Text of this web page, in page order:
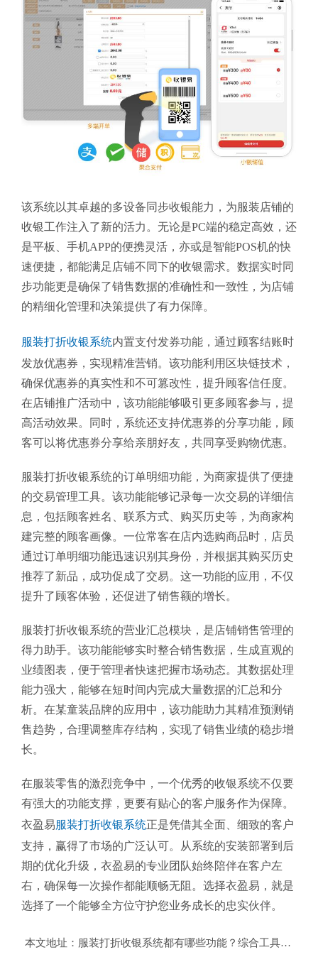
该系统以其卓越的多设备同步收银能力，为服装店铺的
收银工作注入了新的活力。无论是PC端的稳定高效，还
是平板、手机APP的便携灵活，亦或是智能POS机的快
速便捷，都能满足店铺不同下的收银需求。数据实时同
步功能更是确保了销售数据的准确性和一致性，为店铺
的精细化管理和决策提供了有力保障。
服装打折收银系统内置支付发券功能，通过顾客结账时
发放优惠券，实现精准营销。该功能利用区块链技术，
确保优惠券的真实性和不可篡改性，提升顾客信任度。
在店铺推广活动中，该功能能够吸引更多顾客参与，提
高活动效果。同时，系统还支持优惠券的分享功能，顾
客可以将优惠券分享给亲朋好友，共同享受购物优惠。
服装打折收银系统的订单明细功能，为商家提供了便捷
的交易管理工具。该功能能够记录每一次交易的详细信
息，包括顾客姓名、联系方式、购买历史等，为商家构
建完整的顾客画像。一位常客在店内选购商品时，店员
通过订单明细功能迅速识别其身份，并根据其购买历史
推荐了新品，成功促成了交易。这一功能的应用，不仅
提升了顾客体验，还促进了销售额的增长。
服装打折收银系统的营业汇总模块，是店铺销售管理的
得力助手。该功能能够实时整合销售数据，生成直观的
业绩图表，便于管理者快速把握市场动态。其数据处理
能力强大，能够在短时间内完成大量数据的汇总和分
析。在某童装品牌的应用中，该功能助力其精准预测销
售趋势，合理调整库存结构，实现了销售业绩的稳步增
长。
在服装零售的激烈竞争中，一个优秀的收银系统不仅要
有强大的功能支撑，更要有贴心的客户服务作为保障。
衣盈易服装打折收银系统正是凭借其全面、细致的客户
支持，赢得了市场的广泛认可。从系统的安装部署到后
期的优化升级，衣盈易的专业团队始终陪伴在客户左
右，确保每一次操作都能顺畅无阻。选择衣盈易，就是
选择了一个能够全方位守护您业务成长的忠实伙伴。
本文地址： 服装打折收银系统都有哪些功能？综合工具，助力